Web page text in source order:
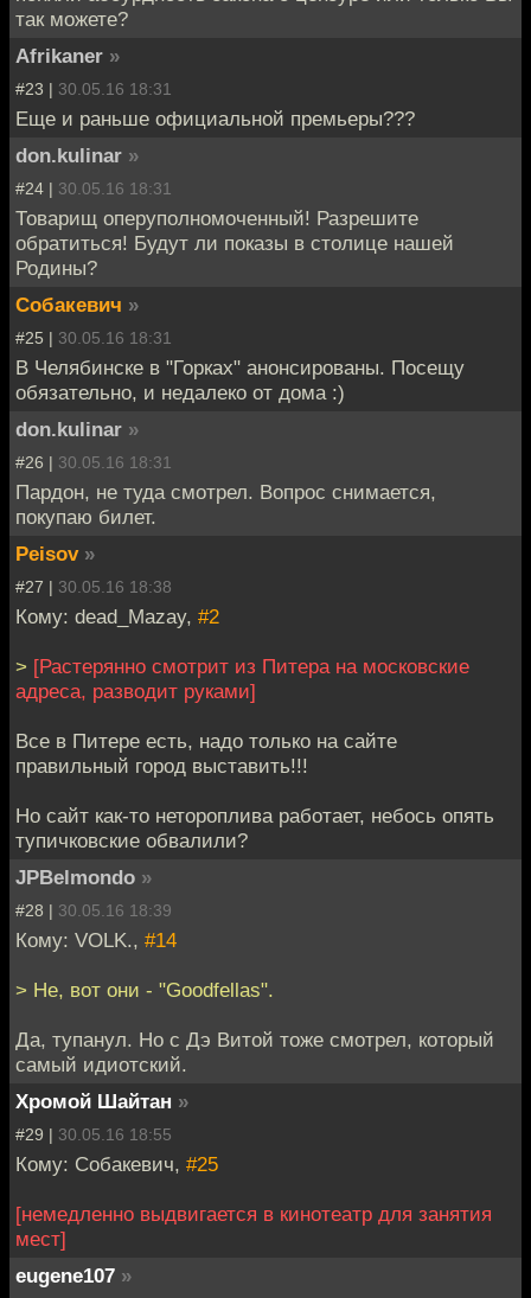
так можете?
Afrikaner »
#23 | 30.05.16 18:31
Еще и раньше официальной премьеры???
don.kulinar »
#24 | 30.05.16 18:31
Товарищ оперуполномоченный! Разрешите
обратиться! Будут ли показы в столице нашей
Родины?
Собакевич »
#25 | 30.05.16 18:31
В Челябинске в "Горках" анонсированы. Посещу
обязательно, и недалеко от дома :)
don.kulinar »
#26 | 30.05.16 18:31
Пардон, не туда смотрел. Вопрос снимается,
покупаю билет.
Peisov »
#27 | 30.05.16 18:38
Кому: dead_Mazay, #2
> [Растерянно смотрит из Питера на московские
адреса, разводит руками]
Все в Питере есть, надо только на сайте
правильный город выставить!!!
Но сайт как-то нетороплива работает, небось опять
тупичковские обвалили?
JPBelmondo »
#28 | 30.05.16 18:39
Кому: VOLK., #14
> Не, вот они - "Goodfellas".
Да, тупанул. Но с Дэ Витой тоже смотрел, который
самый идиотский.
Хромой Шайтан »
#29 | 30.05.16 18:55
Кому: Собакевич, #25
[немедленно выдвигается в кинотеатр для занятия
мест]
eugene107 »